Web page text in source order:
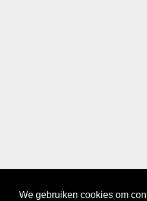
We gebruiken cookies om